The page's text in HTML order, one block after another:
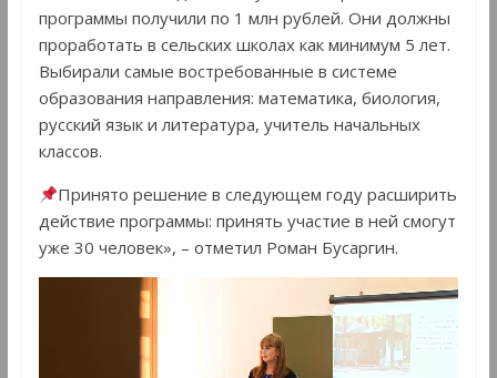
программы получили по 1 млн рублей. Они должны
проработать в сельских школах как минимум 5 лет.
Выбирали самые востребованные в системе
образования направления: математика, биология,
русский язык и литература, учитель начальных
классов.
Принято решение в следующем году расширить
действие программы: принять участие в ней смогут
уже 30 человек», – отметил Роман Бусаргин.